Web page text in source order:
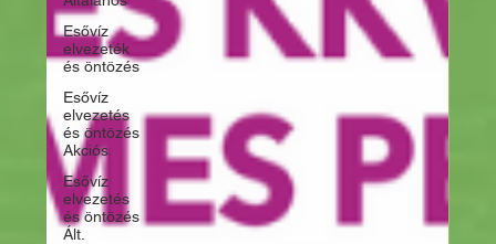
Esővíz
elvezeték
és öntözés
Esővíz
elvezetés
és öntözés
Akciós
Esővíz
elvezetés
és öntözés
Ált.